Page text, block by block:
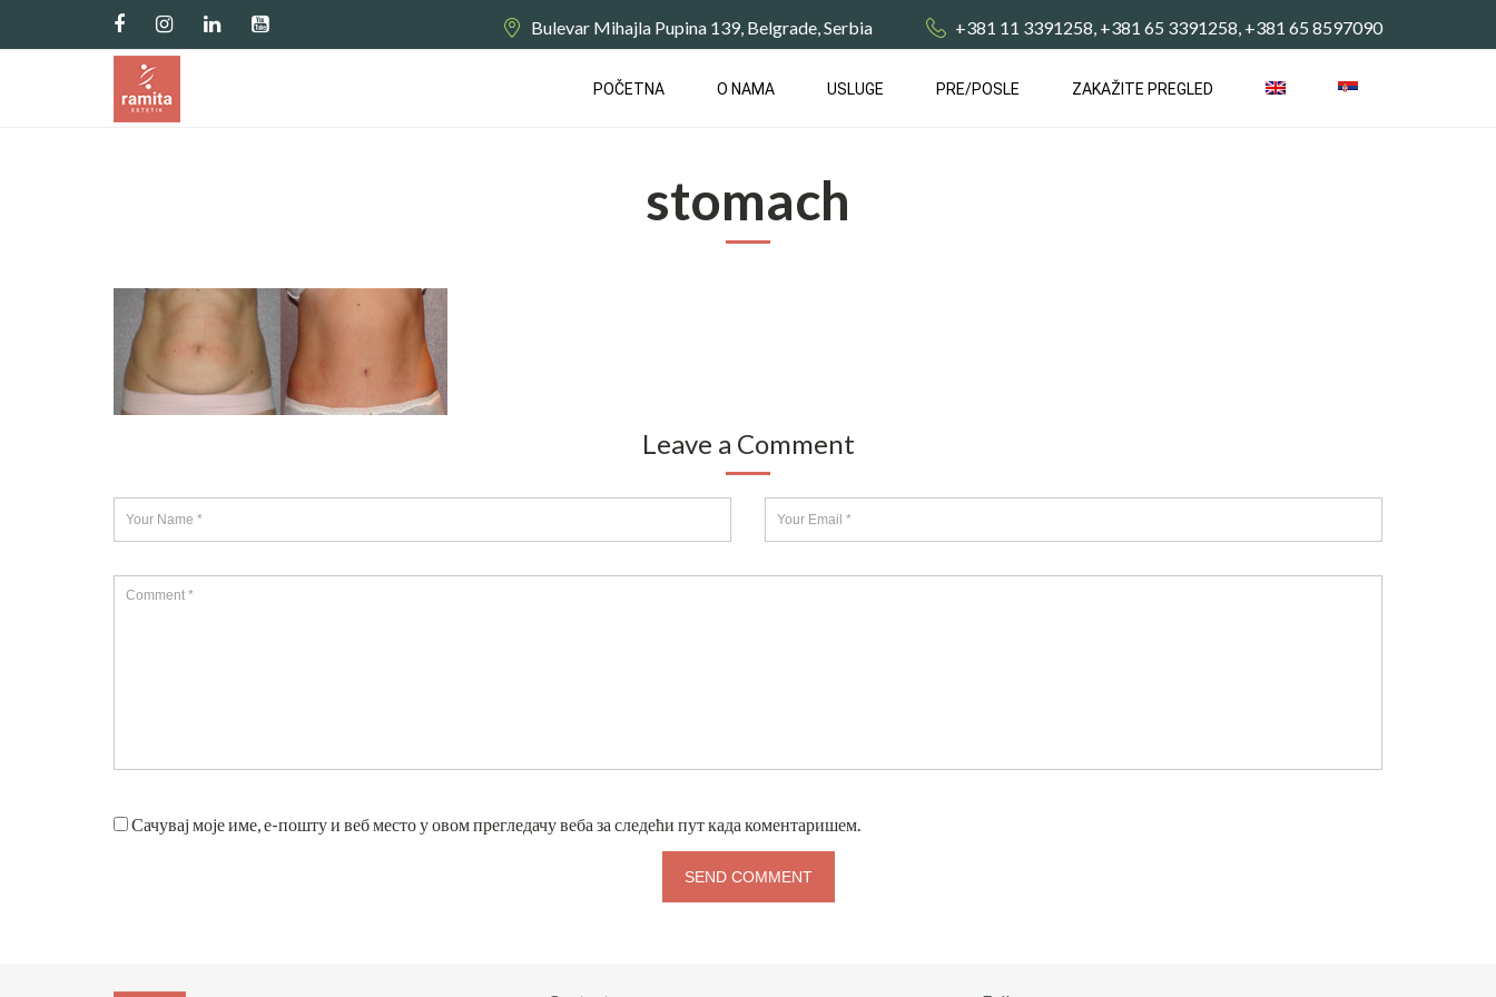
Bulevar Mihajla Pupina 139, Belgrade, Serbia +381 11 3391258, +381 65 3391258, +381 65 8597090
POČETNA О NAMA USLUGE PRE/POSLE ZAKAŽITE PREGLED
stomach
Leave a Comment
Сачувај моје име, е-пошту и веб место у овом прегледачу веба за следећи пут када коментаришем.